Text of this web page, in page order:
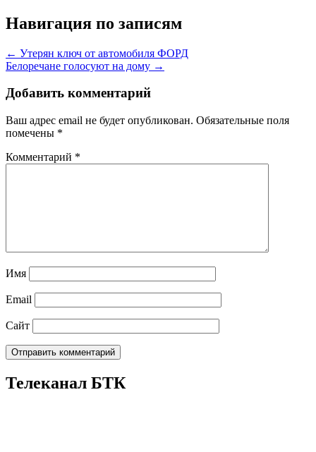
Навигация по записям
← Утерян ключ от автомобиля ФОРД
Белоречане голосуют на дому →
Добавить комментарий
Ваш адрес email не будет опубликован. Обязательные поля
помечены *
Комментарий *
Имя
Email
Сайт
Телеканал БТК